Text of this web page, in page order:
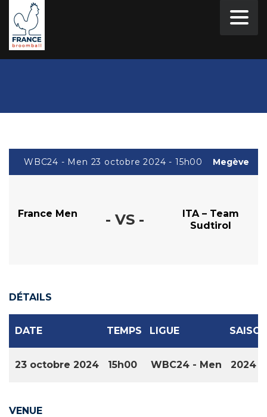
WBC24 - Men 23 octobre 2024 - 15h00 Megève
France Men - VS -
ITA – Team
Sudtirol
DÉTAILS
DATE TEMPS LIGUE
23 octobre 2024 15h00 WBC24 - Men 2024
VENUE